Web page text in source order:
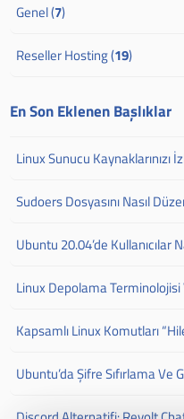
Genel (7)
Reseller Hosting (19)
En Son Eklenen Başlıklar
Linux Sunucu
Sudoers Dosyasını Nasıl
Ubuntu 20.04’de Kullanıcılar
Linux Depolama Terminolojisi
Kapsamlı Linux Komutları
Ubuntu’da Şifre Sıfırlama Ve